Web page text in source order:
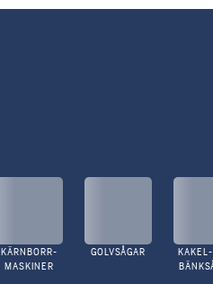
KÄRNBORR-
MASKINER
GOLVSÅGAR